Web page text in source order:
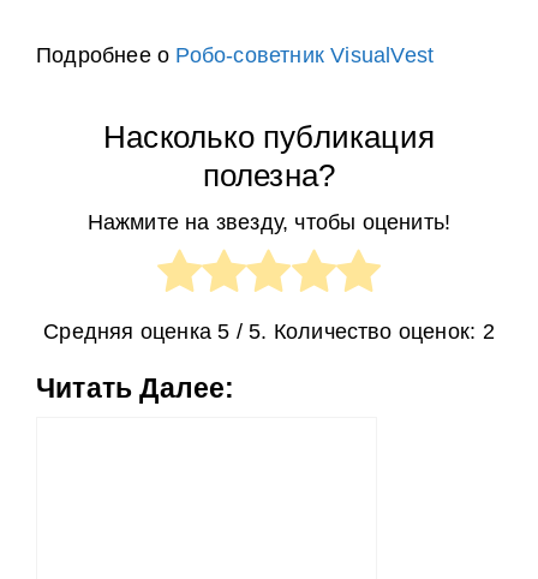
Подробнее о Робо-советник VisualVest
Насколько публикация
полезна?
Нажмите на звезду, чтобы оценить!
Средняя оценка5 / 5. Количество оценок: 2
Читать Далее: